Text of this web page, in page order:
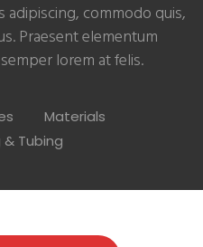
commodo quis,
Praesent elementum
lorem at felis.
Materials
Tubing